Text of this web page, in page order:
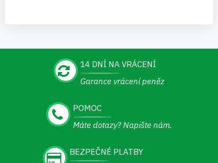
14 DNÍ NA VRÁCENÍ
Garance vrácení peněz
POMOC
Máte dotazy? Napište nám.
BEZPEČNÉ PLATBY